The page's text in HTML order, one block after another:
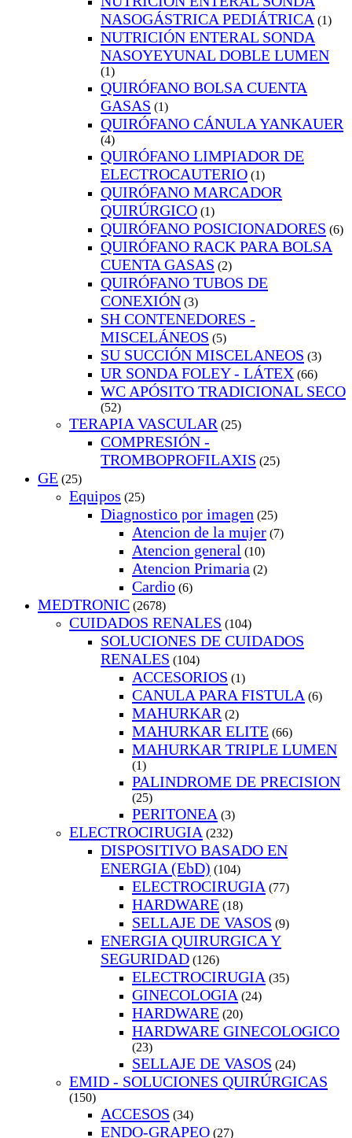
NASOGÁSTRICA PEDIÁTRICA (1)
NUTRICIÓN ENTERAL SONDA
NASOYEYUNAL DOBLE LUMEN
(1)
QUIRÓFANO BOLSA CUENTA
GASAS (1)
QUIRÓFANO CÁNULA YANKAUER
(4)
QUIRÓFANO LIMPIADOR DE
ELECTROCAUTERIO (1)
QUIRÓFANO MARCADOR
QUIRÚRGICO (1)
QUIRÓFANO POSICIONADORES (6)
QUIRÓFANO RACK PARA BOLSA
CUENTA GASAS (2)
QUIRÓFANO TUBOS DE
CONEXIÓN (3)
SH CONTENEDORES -
MISCELÁNEOS (5)
SU SUCCIÓN MISCELANEOS (3)
UR SONDA FOLEY - LÁTEX (66)
WC APÓSITO TRADICIONAL SECO
(52)
TERAPIA VASCULAR (25)
COMPRESIÓN -
TROMBOPROFILAXIS (25)
GE (25)
Equipos (25)
Diagnostico por imagen (25)
Atencion de la mujer (7)
Atencion general (10)
Atencion Primaria (2)
Cardio (6)
MEDTRONIC (2678)
CUIDADOS RENALES (104)
SOLUCIONES DE CUIDADOS
RENALES (104)
ACCESORIOS (1)
CANULA PARA FISTULA (6)
MAHURKAR (2)
MAHURKAR ELITE (66)
MAHURKAR TRIPLE LUMEN
(1)
PALINDROME DE PRECISION
(25)
PERITONEA (3)
ELECTROCIRUGIA (232)
DISPOSITIVO BASADO EN
ENERGIA (EbD) (104)
ELECTROCIRUGIA (77)
HARDWARE (18)
SELLAJE DE VASOS (9)
ENERGIA QUIRURGICA Y
SEGURIDAD (126)
ELECTROCIRUGIA (35)
GINECOLOGIA (24)
HARDWARE (20)
HARDWARE GINECOLOGICO
(23)
SELLAJE DE VASOS (24)
EMID - SOLUCIONES QUIRÚRGICAS
(150)
ACCESOS (34)
ENDO-GRAPEO (27)